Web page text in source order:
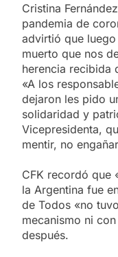
Cristina
pandemia de
advirtió que
muerto que nos
herencia recibida
«A los
dejaron les pido
solidaridad y
Vicepresidenta,
mentir, no
CFK recordó que
la Argentina fue
de Todos «no
mecanismo ni
después.